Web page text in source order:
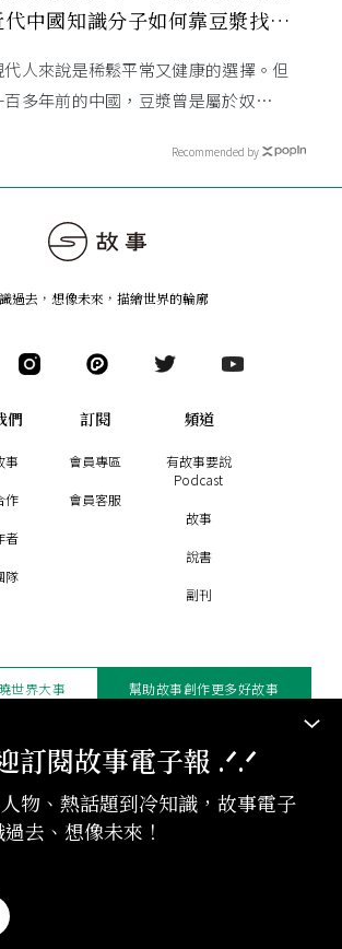
中國知識分子如何靠豆漿找回
人來說是稀鬆平常又健康的選擇。但
多年前的中國，豆漿曾是屬於奴僕、
Recommended by
訂閱故事電子報 .ᐟ‪‪.ᐟ
物、熱話題到冷知識，故事電子
去、想像未來！
過去，想像未來 ， 描繪世界的輪廓
們
事
作
者
隊
訂閱
會員專區
會員客服
頻道
有故事要說
Podcast
故事
說書
副刊
版權聲明與轉載規範
與合作：contact@storystudio.tw
Inc. All Rights Reserved.
世界大事 幫助故事創作更多好故事